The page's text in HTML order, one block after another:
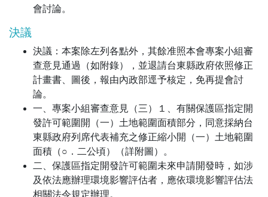
會討論。
決議
決議：本案除左列各點外，其餘准照本會專案小組審
查意見通過（如附錄），並退請台東縣政府依照修正
計畫書、圖後，報由內政部逕予核定，免再提會討
論。
一、專案小組審查意見（三）１、有關保護區指定開
發許可範圍開（一）土地範圍面積部分，同意採納台
東縣政府列席代表補充之修正縮小開（一）土地範圍
面積（○．二公頃）（詳附圖）。
二、保護區指定開發許可範圍未來申請開發時，如涉
及依法應辦理環境影響評估者，應依環境影響評估法
相關法令規定辦理。